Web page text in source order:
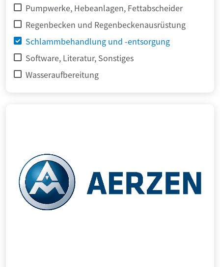
Pumpwerke, Hebeanlagen, Fettabscheider
Regenbecken und Regenbeckenausrüstung
Schlammbehandlung und -entsorgung
Software, Literatur, Sonstiges
Wasseraufbereitung